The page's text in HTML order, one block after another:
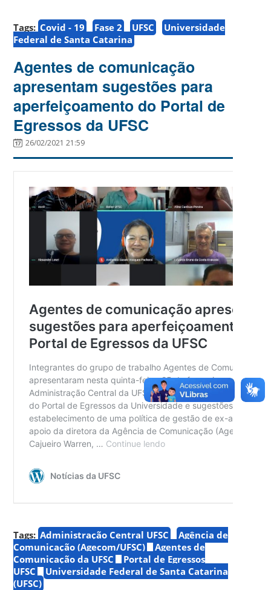
Tags: Covid - 19 Fase 2 UFSC
Universidade
Federal de Santa Catarina
Agentes de comunicação
apresentam sugestões para
aperfeiçoamento do Portal de
Egressos da UFSC
26/02/2021 21:59
Tags: Administração Central UFSC
Agência de
Comunicação (Agecom/UFSC)
Agentes de
Comunicação da UFSC
Portal de Egressos
UFSC
Universidade Federal de Santa Catarina
(UFSC)